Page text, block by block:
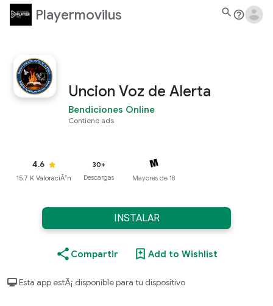
Playermovilus search help_outline
Uncion Voz de Alerta
Bendiciones Online
Contiene ads
4.6
15.7 K ValoraciÃ³n
30+
Descargas Mayores de 18
INSTALAR
Compartir Add to Wishlist
Esta app estÃ¡ disponible para tu dispositivo